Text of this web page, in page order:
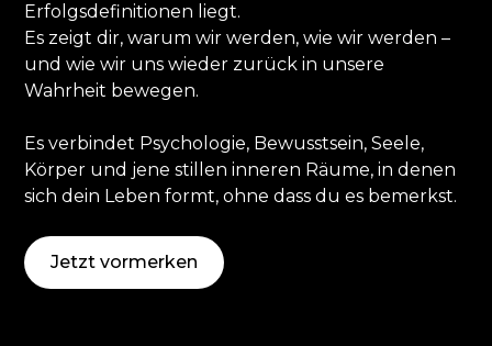
Erfolgsdefinitionen liegt.
Es zeigt dir, warum wir werden, wie wir werden –
und wie wir uns wieder zurück in unsere
Wahrheit bewegen.
Es verbindet Psychologie, Bewusstsein, Seele,
Körper und jene stillen inneren Räume, in denen
sich dein Leben formt, ohne dass du es bemerkst.
Jetzt vormerken